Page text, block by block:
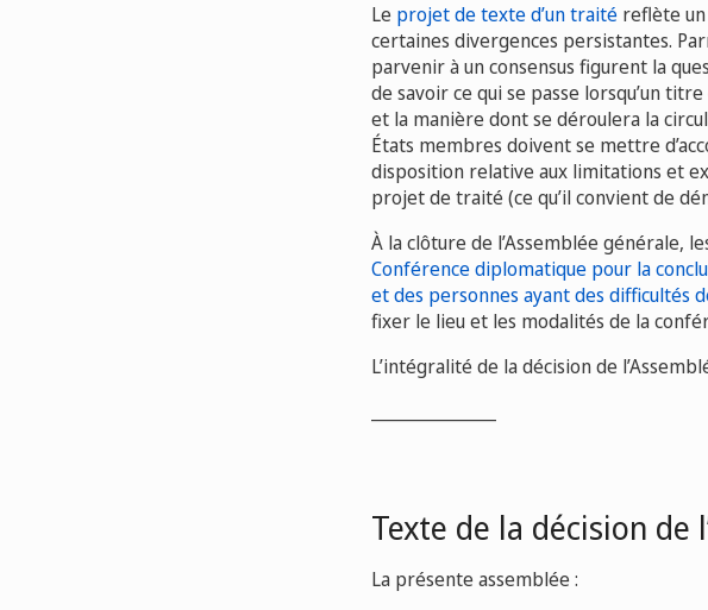
Le projet de texte d’un traité reflète
certaines divergences persistantes.
parvenir à un consensus figurent la
de savoir ce qui se passe lorsqu’un
et la manière dont se déroulera la
États membres doivent se mettre
disposition relative aux limitations et
projet de traité (ce qu’il convient de
À la clôture de l’Assemblée générale,
Conférence diplomatique pour la
et des personnes ayant des difficultés
fixer le lieu et les modalités de la
L’intégralité de la décision de
Texte de la décision de
La présente assemblée :